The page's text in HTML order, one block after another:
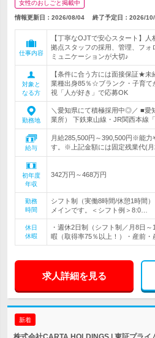
女性のおしごと掲載中
情報更新日：2026/08/04 終了予定日： 2026/
仕事内容
【丁寧なOJTで安心スタート】
拠点スタッフの採用、管理、フォ
ミュニケーションが大切♪
対象と
なる方
【条件に合う方には面接保証★
業種出身85％☆ブランク・子育
視「人が好き」で応募OK
勤務地
＼愛知県にて積極採用中◎／ ■愛
業所） 下鉄東山線・JR関西本線
給与
月給285,500円～390,500円※能力
す。※上記金額には固定残業代(月
初年度
年収
342万円～468万円
勤務
時間
シフト制（実働8時間/休憩1時間
メインです。＜シフト例＞8:0…
休日
休暇
・週休2日制（シフト制／月8日
暇（取得率75％以上！）・産前・
求人詳細を見る
新着